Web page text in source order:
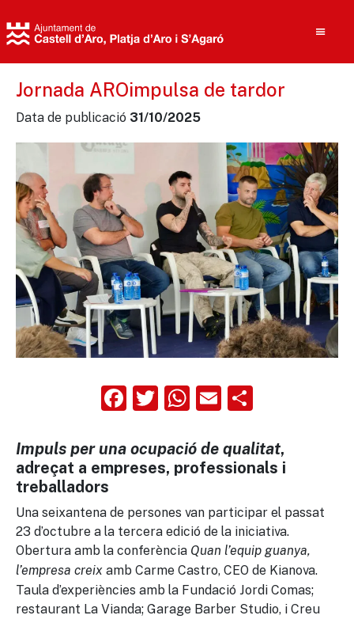
Jornada AROimpulsa de tardor
Data de publicació 31/10/2025
Facebook
Twitter
WhatsApp
Email
Impuls per una ocupació de qualitat,
adreçat a empreses, professionals i
treballadors
Una seixantena de persones van participar el passat
23 d’octubre a la tercera edició de la iniciativa.
Obertura amb la conferència Quan l’equip guanya,
l’empresa creix amb Carme Castro, CEO de Kianova.
Taula d’experiències amb la Fundació Jordi Comas;
restaurant La Vianda; Garage Barber Studio, i Creu